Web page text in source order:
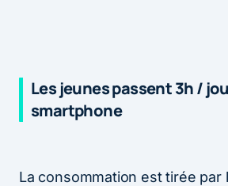
Les jeunes passent 3h /
smartphone
La consommation est tirée par